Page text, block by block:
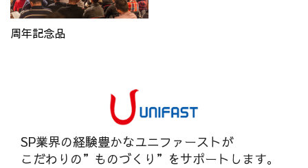
周年記念品
SP業界の経験豊かなユニファーストが
こだわりの”ものづくり”をサポートします。